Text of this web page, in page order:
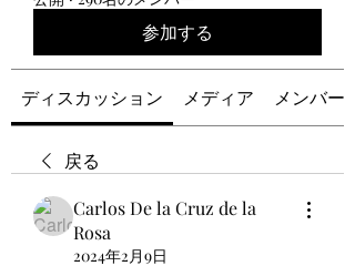
参加する
ディスカッション メディア メンバー
戻る
Carlos De la Cruz de la
Rosa
2024年2月9日